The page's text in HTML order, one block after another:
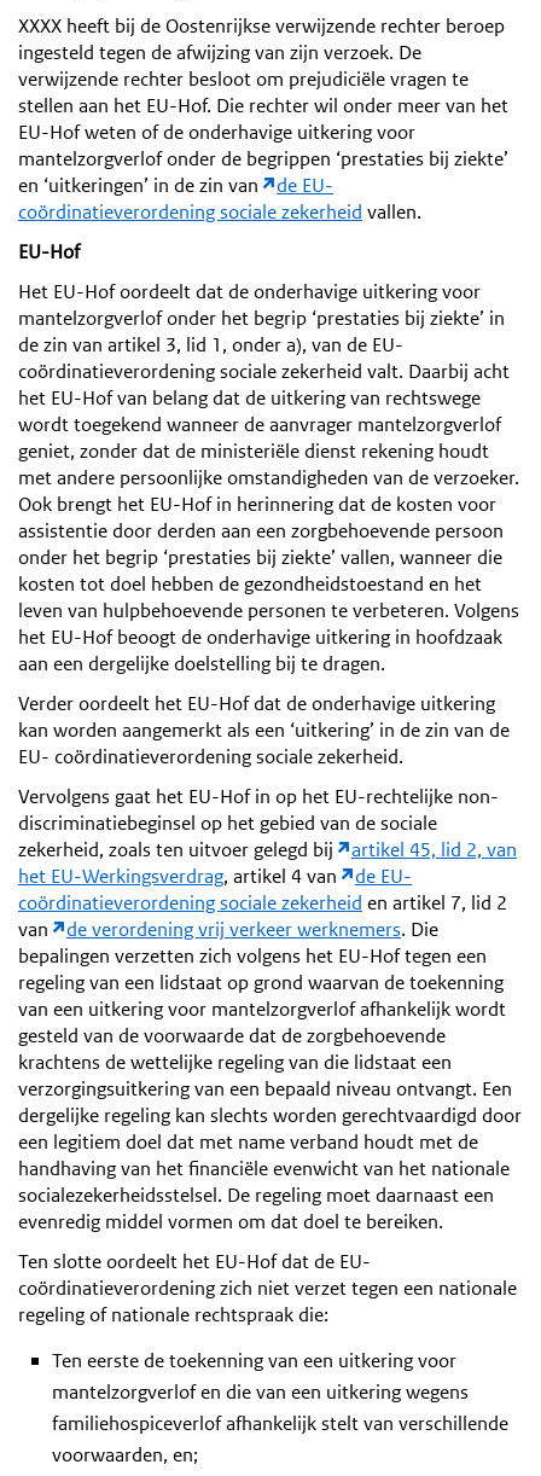
XXXX heeft bij de Oostenrijkse verwijzende rechter beroep
ingesteld tegen de afwijzing van zijn verzoek. De
verwijzende rechter besloot om prejudiciële vragen te
stellen aan het EU-Hof. Die rechter wil onder meer van het
EU-Hof weten of de onderhavige uitkering voor
mantelzorgverlof onder de begrippen ‘prestaties bij ziekte’
en ‘uitkeringen’ in de zin van
de EU-
coördinatieverordening sociale zekerheid vallen.
EU-Hof
Het EU-Hof oordeelt dat de onderhavige uitkering voor
mantelzorgverlof onder het begrip ‘prestaties bij ziekte’ in
de zin van artikel 3, lid 1, onder a), van de EU-
coördinatieverordening sociale zekerheid valt. Daarbij acht
het EU-Hof van belang dat de uitkering van rechtswege
wordt toegekend wanneer de aanvrager mantelzorgverlof
geniet, zonder dat de ministeriële dienst rekening houdt
met andere persoonlijke omstandigheden van de verzoeker.
Ook brengt het EU-Hof in herinnering dat de kosten voor
assistentie door derden aan een zorgbehoevende persoon
onder het begrip ‘prestaties bij ziekte’ vallen, wanneer die
kosten tot doel hebben de gezondheidstoestand en het
leven van hulpbehoevende personen te verbeteren. Volgens
het EU-Hof beoogt de onderhavige uitkering in hoofdzaak
aan een dergelijke doelstelling bij te dragen.
Verder oordeelt het EU-Hof dat de onderhavige uitkering
kan worden aangemerkt als een ‘uitkering’ in de zin van de
EU- coördinatieverordening sociale zekerheid.
Vervolgens gaat het EU-Hof in op het EU-rechtelijke non-
discriminatiebeginsel op het gebied van de sociale
zekerheid, zoals ten uitvoer gelegd bij
artikel 45, lid 2, van
het EU-Werkingsverdrag, artikel 4 van
de EU-
coördinatieverordening sociale zekerheid en artikel 7, lid 2
van
de verordening vrij verkeer werknemers. Die
bepalingen verzetten zich volgens het EU-Hof tegen een
regeling van een lidstaat op grond waarvan de toekenning
van een uitkering voor mantelzorgverlof afhankelijk wordt
gesteld van de voorwaarde dat de zorgbehoevende
krachtens de wettelijke regeling van die lidstaat een
verzorgingsuitkering van een bepaald niveau ontvangt. Een
dergelijke regeling kan slechts worden gerechtvaardigd door
een legitiem doel dat met name verband houdt met de
handhaving van het financiële evenwicht van het nationale
socialezekerheidsstelsel. De regeling moet daarnaast een
evenredig middel vormen om dat doel te bereiken.
Ten slotte oordeelt het EU-Hof dat de EU-
coördinatieverordening zich niet verzet tegen een nationale
regeling of nationale rechtspraak die:
Ten eerste de toekenning van een uitkering voor
mantelzorgverlof en die van een uitkering wegens
familiehospiceverlof afhankelijk stelt van verschillende
voorwaarden, en;